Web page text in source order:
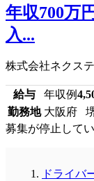
年収700万
入...
株式会社ネクス
給与 年収例
勤務地 大阪府
募集が停止して
ドライバ